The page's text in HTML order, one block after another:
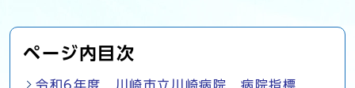
ページ内目次
令和6年度 川崎市立川崎病院 病院指標